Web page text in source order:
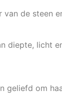
de steen
diepte, licht
geliefd om